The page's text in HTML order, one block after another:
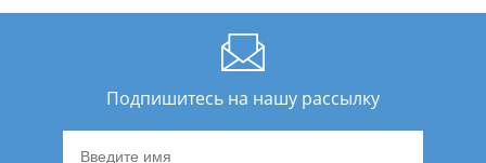
Подпишитесь на нашу рассылку